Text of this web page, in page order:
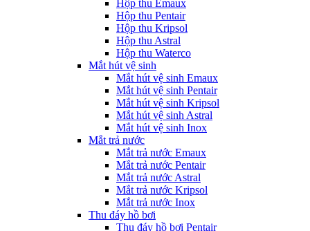
Hộp thu Emaux
Hộp thu Pentair
Hộp thu Kripsol
Hộp thu Astral
Hộp thu Waterco
Mắt hút vệ sinh
Mắt hút vệ sinh Emaux
Mắt hút vệ sinh Pentair
Mắt hút vệ sinh Kripsol
Mắt hút vệ sinh Astral
Mắt hút vệ sinh Inox
Mắt trả nước
Mắt trả nước Emaux
Mắt trả nước Pentair
Mắt trả nước Astral
Mắt trả nước Kripsol
Mắt trả nước Inox
Thu đáy hồ bơi
Thu đáy hồ bơi Pentair